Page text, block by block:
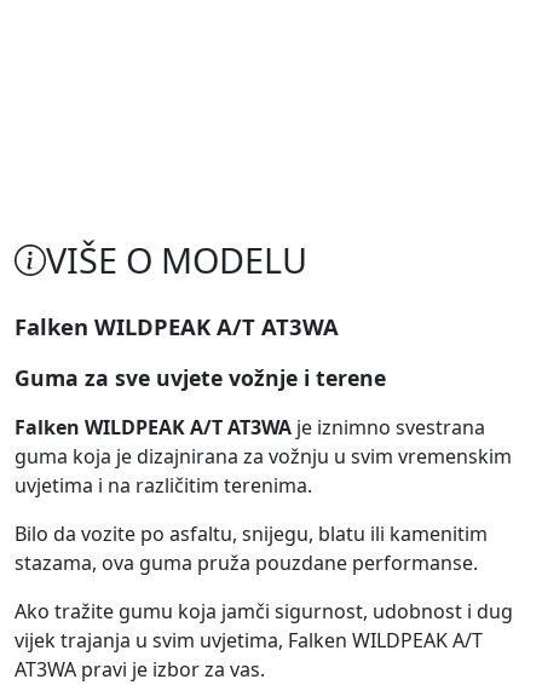
VIŠE O MODELU
Falken WILDPEAK A/T AT3WA
Guma za sve uvjete vožnje i terene
Falken WILDPEAK A/T AT3WA je iznimno svestrana
guma koja je dizajnirana za vožnju u svim vremenskim
uvjetima i na različitim terenima.
Bilo da vozite po asfaltu, snijegu, blatu ili kamenitim
stazama, ova guma pruža pouzdane performanse.
Ako tražite gumu koja jamči sigurnost, udobnost i dug
vijek trajanja u svim uvjetima, Falken WILDPEAK A/T
AT3WA pravi je izbor za vas.